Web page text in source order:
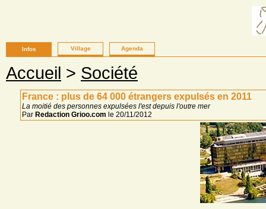
Infos Village Agenda
Accueil > Société
France : plus de 64 000 étrangers expulsés en 2011
La moitié des personnes expulsées l'est depuis l'outre mer
Par Redaction Grioo.com le 20/11/2012